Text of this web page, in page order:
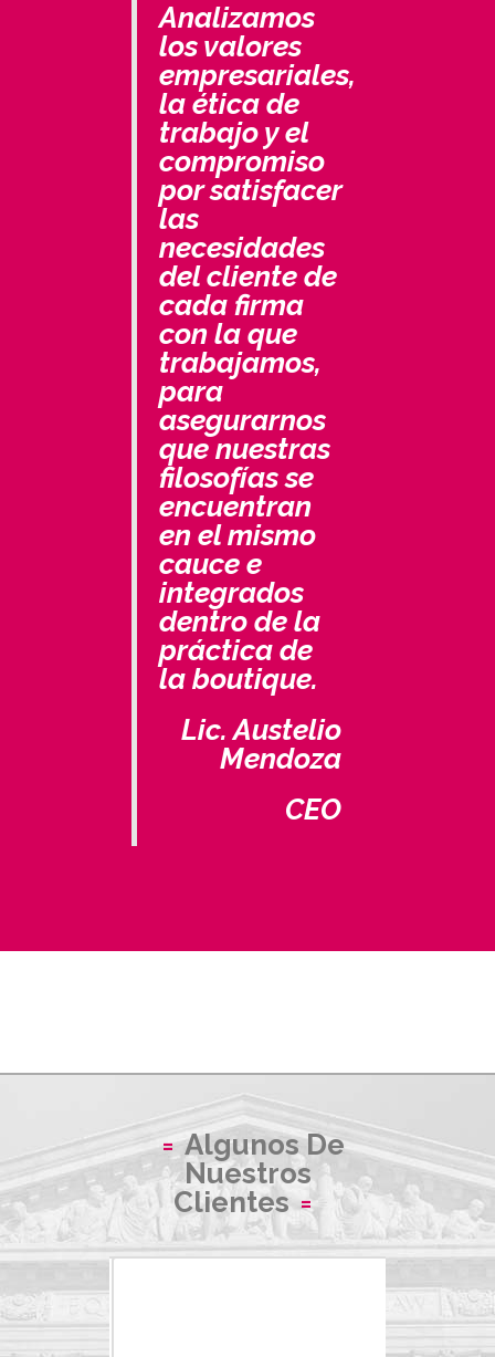
Analizamos
los valores
empresariales,
la ética de
trabajo y el
compromiso
por satisfacer
las
necesidades
del cliente de
cada firma
con la que
trabajamos,
para
asegurarnos
que nuestras
filosofías se
encuentran
en el mismo
cauce e
integrados
dentro de la
práctica de
la boutique.
Lic. Austelio
Mendoza
CEO
Algunos De
Nuestros
Clientes